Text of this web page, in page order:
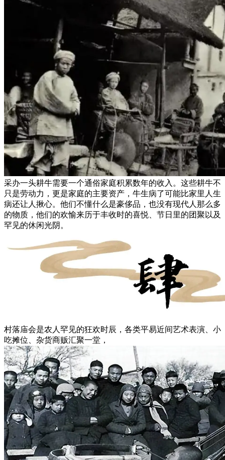
采办一头耕牛需要一个通俗家庭积累数年的收入。这些耕牛不
只是劳动力，更是家庭的主要资产，牛生病了可能比家里人生
病还让人揪心。他们不懂什么是豪侈品，也没有现代人那么多
的物质，他们的欢愉来历于丰收时的喜悦、节日里的团聚以及
罕见的休闲光阴。
村落庙会是农人罕见的狂欢时辰，各类平易近间艺术表演、小
吃摊位、杂货商贩汇聚一堂，